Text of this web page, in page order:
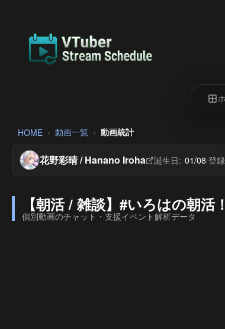
HOME 動画一覧 動画統計
花野彩晴 / Hanano Iroha 誕生日: 01/08/登
【朝活 / 雑談】#いろはの朝
個別動画のチャット・支援イベント解析データ